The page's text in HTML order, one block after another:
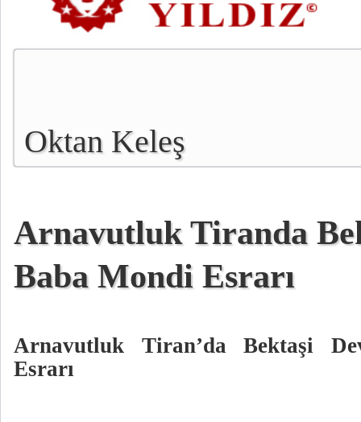
Oktan Keleş
Arnavutluk Tiranda
Baba Mondi Esrarı
Arnavutluk Tiran’da Bektaşi
Esrarı